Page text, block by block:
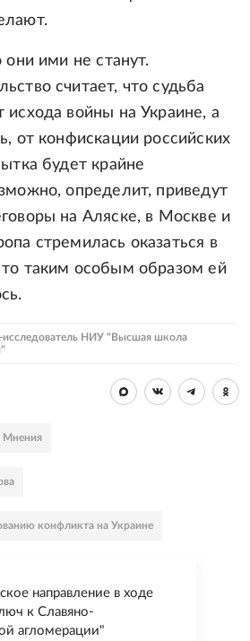
они ими не станут.
считает, что судьба
исхода войны на Украине, а
от конфискации российских
будет крайне
определит, приведут
на Аляске, в Москве и
стремилась оказаться в
таким особым образом ей
исследователь НИУ "Высшая школа
Мнения
конфликта на Украине
направление в ходе
к Славяно-
агломерации"